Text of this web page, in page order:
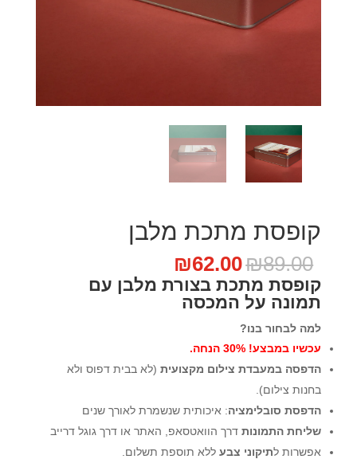
קופסת מתכת מלבן
₪89.00 המחיר
המקורי
היה:
₪62.00
הנוכחי
קופסת מתכת בצורת מלבן עם
תמונה על המכסה
למה לבחור בנו?
עכשיו במבצע! 30% הנחה.
הדפסה במעבדת צילום מקצועית(לא בבית דפוס ולא
בחנות צילום).
הדפסת סובלימציה: איכותית שנשמרת לאורך שנים
שליחת התמונותדרך הוואטסאפ, האתר או דרך גוגל דרייב
אפשרות לתיקוני צבעללא תוספת תשלום.